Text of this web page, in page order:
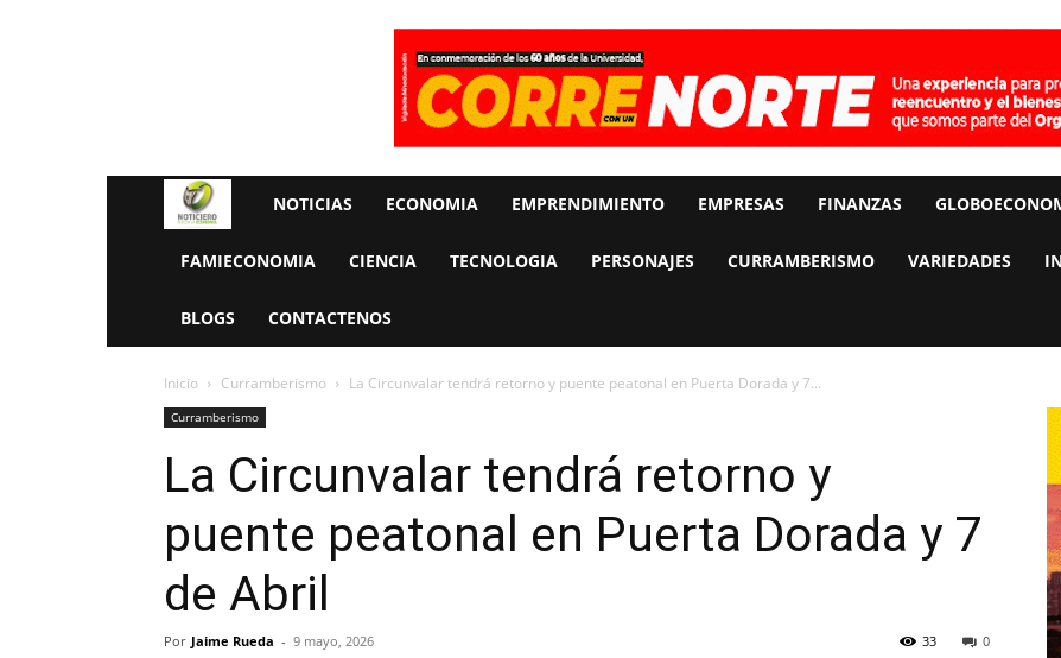
Rueda
La
Economia
NOTICIAS ECONOMIA EMPRENDIMIENTO EMPRESAS FINANZAS
FAMIECONOMIA CIENCIA TECNOLOGIA PERSONAJES CURRAMBERISMO VARIEDADES
BLOGS CONTACTENOS
Inicio Curramberismo La Circunvalar tendrá retorno y puente peatonal en Puerta Dorada y 7...
Curramberismo
La Circunvalar tendrá retorno y
puente peatonal en Puerta Dorada y 7
de Abril
Por Jaime Rueda - 9 mayo, 2026 0
33